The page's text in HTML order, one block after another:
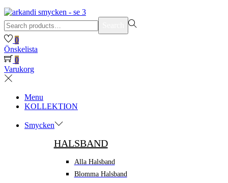
Search
for:>
0
Önskelista
0
Varukorg
Menu
KOLLEKTION
Smycken
HALSBAND
Alla Halsband
Blomma Halsband